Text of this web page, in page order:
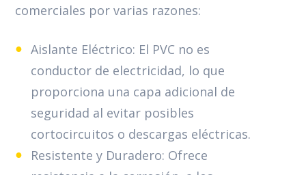
comerciales por varias razones:
Aislante Eléctrico: El PVC no es
conductor de electricidad, lo que
proporciona una capa adicional de
seguridad al evitar posibles
cortocircuitos o descargas eléctricas.
Resistente y Duradero: Ofrece